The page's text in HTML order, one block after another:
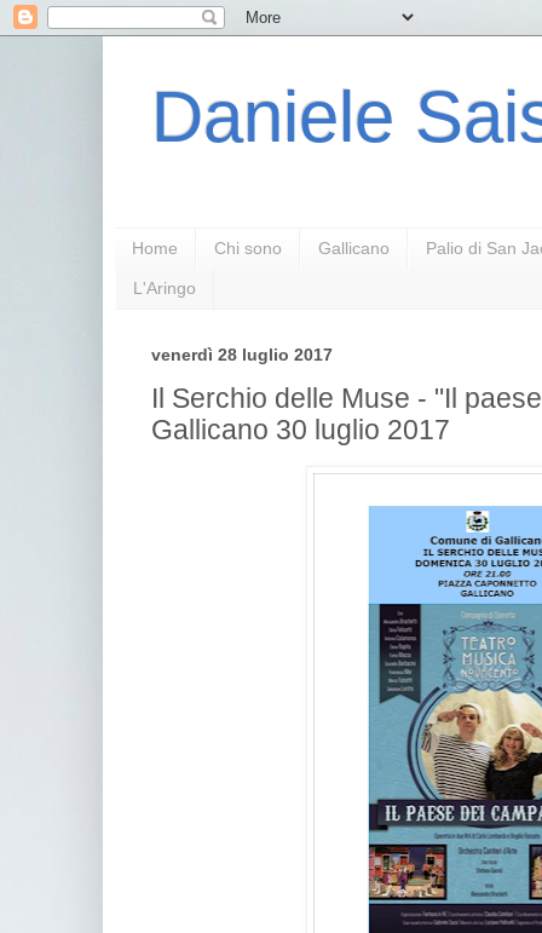
Daniele
Home Chi sono Gallicano Palio di San
L'Aringo
venerdì 28 luglio 2017
Il Serchio delle Muse - "Il
Gallicano 30 luglio 2017